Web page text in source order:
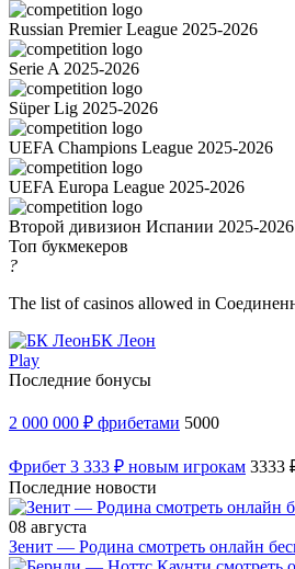
Russian Premier League 2025-2026
Serie A 2025-2026
Süper Lig 2025-2026
UEFA Champions League 2025-2026
UEFA Europa League 2025-2026
Второй дивизион Испании 2025-2026
Топ букмекеров
?
The list of casinos allowed in
БК Леон
Play
Последние бонусы
2 000 000 ₽ фрибетами 5000
Фрибет 3 333 ₽ новым игрокам 3333
Последние новости
08 августа
Зенит — Родина смотреть онлайн